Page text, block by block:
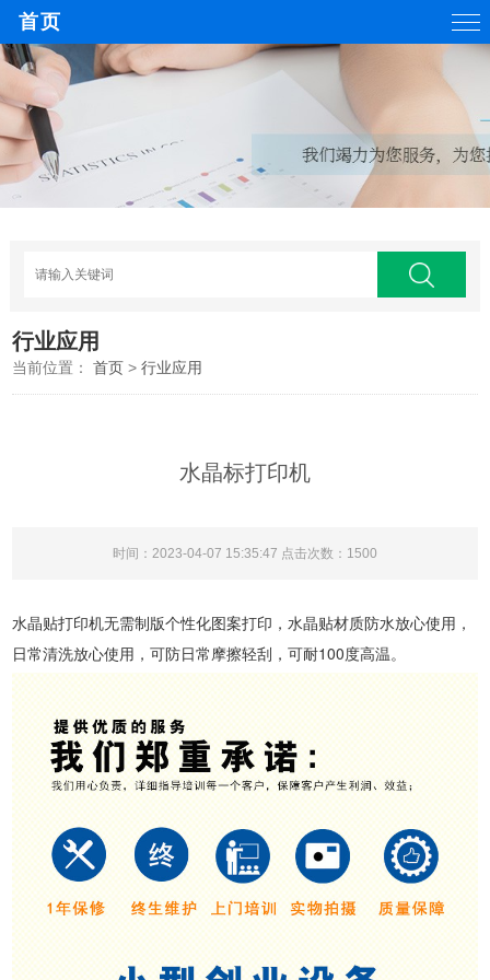
首页
行业应用
当前位置：首页 >行业应用
水晶标打印机
时间：2023-04-07 15:35:47 点击次数： 1500
水晶贴打印机无需制版个性化图案打印，水晶贴材质防水放心使用，
日常清洗放心使用，可防日常摩擦轻刮，可耐100度高温。